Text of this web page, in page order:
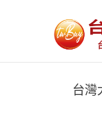
台灣大
台灣